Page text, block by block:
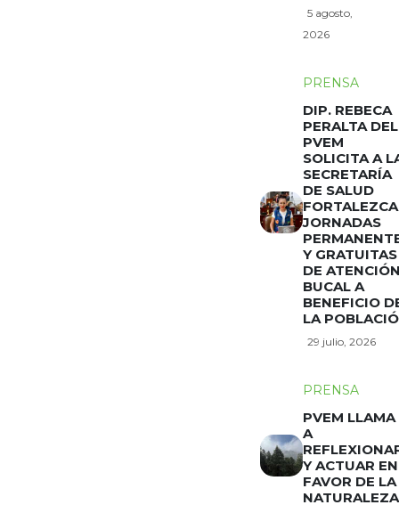
5 agosto,
2026
PRENSA
DIP. REBECA
PERALTA DEL
PVEM
SOLICITA A
SECRETARÍA
DE SALUD
FORTALEZCA
JORNADAS
Y GRATUITAS
DE
BUCAL A
BENEFICIO
LA
29 julio, 2026
PRENSA
PVEM LLAMA
A
Y ACTUAR EN
FAVOR DE LA
NATURALEZA